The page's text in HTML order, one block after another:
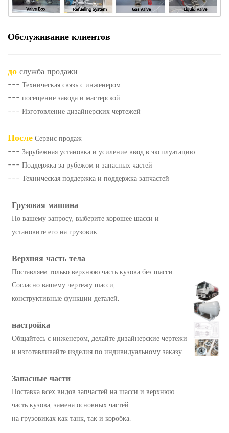
Обслуживание клиентов
дослужба продажи
--- Техническая связь с инженером
--- посещение завода и мастерской
--- Изготовление дизайнерских чертежей
ПослеСервис продаж
--- Зарубежная установка и усиление ввод в эксплуатацию
--- Поддержка за рубежом и запасных частей
--- Техническая поддержка и поддержка запчастей
Грузовая машина
По вашему запросу, выберите хорошее шасси и
установите его на грузовик.
Верхняя часть тела
Поставляем только верхнюю часть кузова без шасси.
Согласно вашему чертежу шасси,
конструктивные функции деталей.
настройка
Общайтесь с инженером, делайте дизайнерские чертежи
и изготавливайте изделия по индивидуальному заказу.
Запасные части
Поставка всех видов запчастей на шасси и верхнюю
часть кузова, замена основных частей
на грузовиках как танк, так и коробка.